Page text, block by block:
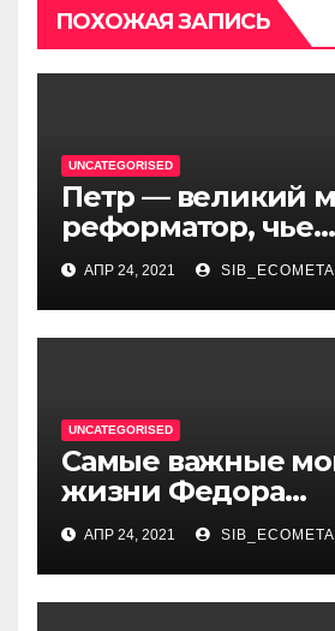
ПОХОЖАЯ ЗАПИСЬ
UNCATEGORISED
Петр — великий
реформатор, чье
правление стало
истории России и
международное
признание
АПР 24, 2021
UNCATEGORISED
Самые важные
жизни Федора
Достоевского — от
и становления
трагических
восхождения на
АПР 24, 2021